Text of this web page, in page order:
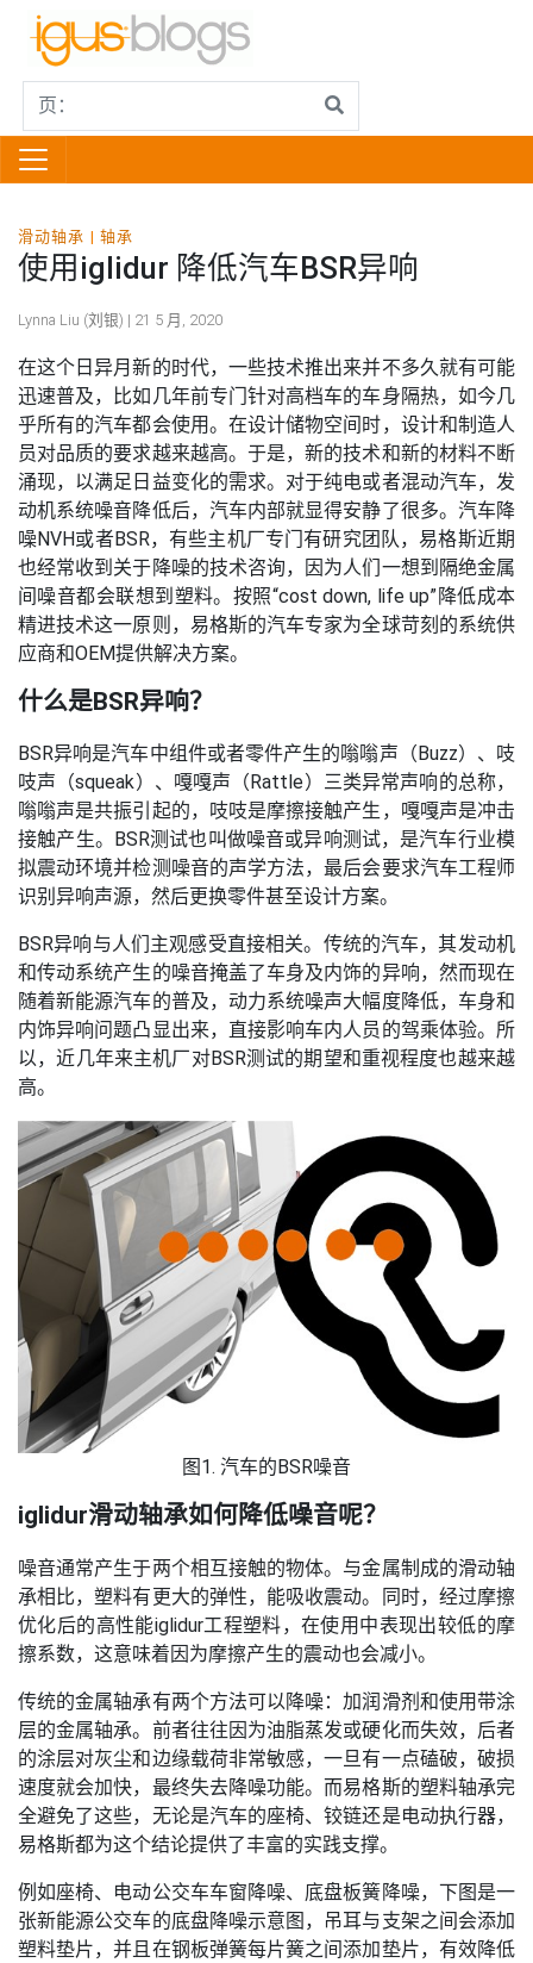
滑动轴承 轴承
使用iglidur 降低汽车BSR异响
Lynna Liu (刘银) | 21 5 月, 2020
在这个日异月新的时代，一些技术推出来并不多久就有可能
迅速普及，比如几年前专门针对高档车的车身隔热，如今几
乎所有的汽车都会使用。在设计储物空间时，设计和制造人
员对品质的要求越来越高。于是，新的技术和新的材料不断
涌现，以满足日益变化的需求。对于纯电或者混动汽车，发
动机系统噪音降低后，汽车内部就显得安静了很多。汽车降
噪NVH或者BSR，有些主机厂专门有研究团队，易格斯近期
也经常收到关于降噪的技术咨询，因为人们一想到隔绝金属
间噪音都会联想到塑料。按照“cost down, life up”降低成本
精进技术这一原则，易格斯的汽车专家为全球苛刻的系统供
应商和OEM提供解决方案。
什么是BSR异响？
BSR异响是汽车中组件或者零件产生的嗡嗡声（Buzz）、吱
吱声（squeak）、嘎嘎声（Rattle）三类异常声响的总称，
嗡嗡声是共振引起的，吱吱是摩擦接触产生，嘎嘎声是冲击
接触产生。BSR测试也叫做噪音或异响测试，是汽车行业模
拟震动环境并检测噪音的声学方法，最后会要求汽车工程师
识别异响声源，然后更换零件甚至设计方案。
BSR异响与人们主观感受直接相关。传统的汽车，其发动机
和传动系统产生的噪音掩盖了车身及内饰的异响，然而现在
随着新能源汽车的普及，动力系统噪声大幅度降低，车身和
内饰异响问题凸显出来，直接影响车内人员的驾乘体验。所
以，近几年来主机厂对BSR测试的期望和重视程度也越来越
高。
图1. 汽车的BSR噪音
iglidur滑动轴承如何降低噪音呢？
噪音通常产生于两个相互接触的物体。与金属制成的滑动轴
承相比，塑料有更大的弹性，能吸收震动。同时，经过摩擦
优化后的高性能iglidur工程塑料，在使用中表现出较低的摩
擦系数，这意味着因为摩擦产生的震动也会减小。
传统的金属轴承有两个方法可以降噪：加润滑剂和使用带涂
层的金属轴承。前者往往因为油脂蒸发或硬化而失效，后者
的涂层对灰尘和边缘载荷非常敏感，一旦有一点磕破，破损
速度就会加快，最终失去降噪功能。而易格斯的塑料轴承完
全避免了这些，无论是汽车的座椅、铰链还是电动执行器，
易格斯都为这个结论提供了丰富的实践支撑。
例如座椅、电动公交车车窗降噪、底盘板簧降噪，下图是一
张新能源公交车的底盘降噪示意图，吊耳与支架之间会添加
塑料垫片，并且在钢板弹簧每片簧之间添加垫片，有效降低